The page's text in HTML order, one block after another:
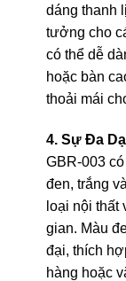
dáng thanh
tưởng cho
có thể dễ
hoặc bàn
thoải mái
4. Sự Đa
GBR-003
đen, trắng
loại nội thất
gian. Màu
đại, thích
hàng hoặc